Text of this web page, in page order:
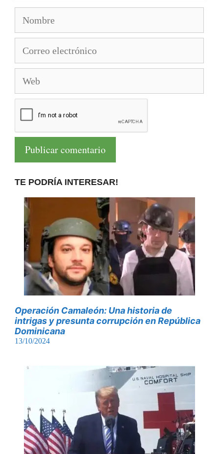
electrónico
TE PODRÍA INTERESAR!
Operación Camaleón: Una historia de
intrigas y presunta corrupción en República
Dominicana
13/10/2024